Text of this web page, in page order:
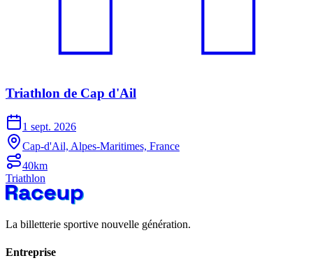
Triathlon de Cap d'Ail
1 sept. 2026
Cap-d'Ail, Alpes-Maritimes, France
40km
Triathlon
La billetterie sportive nouvelle génération.
Entreprise